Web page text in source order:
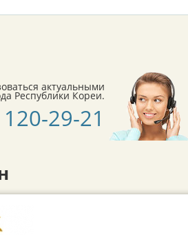
актуальными
Республики Кореи.
29-21